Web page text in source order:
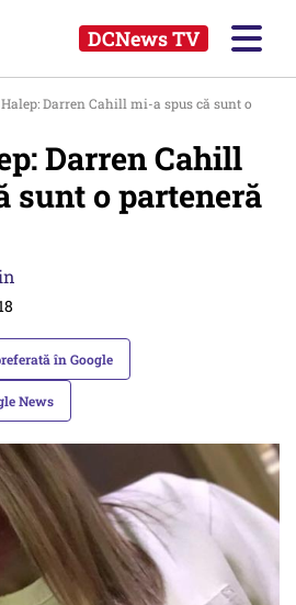
DCNews TV
Darren Cahill mi-a spus că sunt o
Darren Cahill
sunt o parteneră
în Google
News